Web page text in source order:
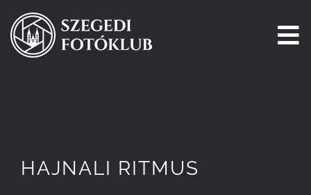
Kihagyás
Pályázatok
HAJNALI RITMUS